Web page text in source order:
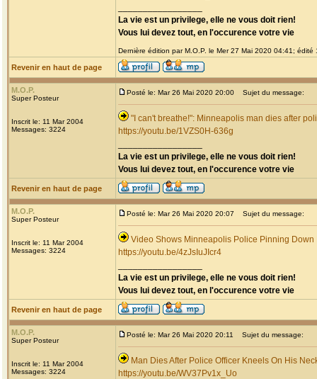
La vie est un privilege, elle ne vous doit rien!
Vous lui devez tout, en l'occurence votre vie
Dernière édition par M.O.P. le Mer 27 Mai 2020 04:41; édité
Revenir en haut de page
M.O.P.
Super Posteur
Inscrit le: 11 Mar 2004
Messages: 3224
Posté le: Mar 26 Mai 2020 20:00 Sujet du message:
"I can't breathe!": Minneapolis man dies after
https://youtu.be/1VZS0H-636g
La vie est un privilege, elle ne vous doit rien!
Vous lui devez tout, en l'occurence votre vie
Revenir en haut de page
M.O.P.
Super Posteur
Inscrit le: 11 Mar 2004
Messages: 3224
Posté le: Mar 26 Mai 2020 20:07 Sujet du message:
Video Shows Minneapolis Police Pinning
https://youtu.be/4zJsIuJIcr4
La vie est un privilege, elle ne vous doit rien!
Vous lui devez tout, en l'occurence votre vie
Revenir en haut de page
M.O.P.
Super Posteur
Inscrit le: 11 Mar 2004
Messages: 3224
Posté le: Mar 26 Mai 2020 20:11 Sujet du message:
Man Dies After Police Officer Kneels On His
https://youtu.be/WV37Pv1x_Uo